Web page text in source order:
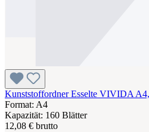
Kunststoffordner Esselte VIVIDA
Format: A4
Kapazität: 160 Blätter
12,08 € brutto